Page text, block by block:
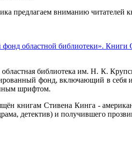
предлагаем вниманию
областной библиотеки». Книги
библиотека им. Н. К.
фонд, включающий в
шрифтом.
книгам Стивена Кинга -
детектив) и получившего